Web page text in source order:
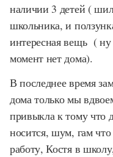
наличии 3 детей (
школьника, и
интересная вещь ( ну
момент нет дома).
В последнее время
дома только мы
привыкла к тому что
носится, шум, гам что
работу, Костя в